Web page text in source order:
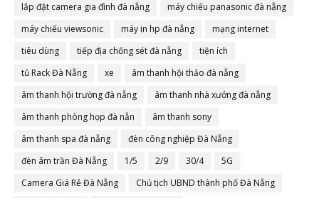
lắp đặt camera gia đình đà nẵng
máy chiếu panasonic đà nẵng
máy chiếu viewsonic
máy in hp đà nẵng
mạng internet
tiêu dùng
tiếp địa chống sét đà nẵng
tiện ích
tủ Rack Đà Nẵng
xe
âm thanh hội thảo đà nẵng
âm thanh hội trường đà nẵng
âm thanh nhà xưởng đà nẵng
âm thanh phòng họp đà nẵn
âm thanh sony
âm thanh spa đà nẵng
đèn công nghiệp Đà Nẵng
đèn âm trần Đà Nẵng
1/5 2/9 30/4
5G
Camera Giá Rẻ Đà Nẵng
Chủ tịch UBND thành phố Đà Nẵng